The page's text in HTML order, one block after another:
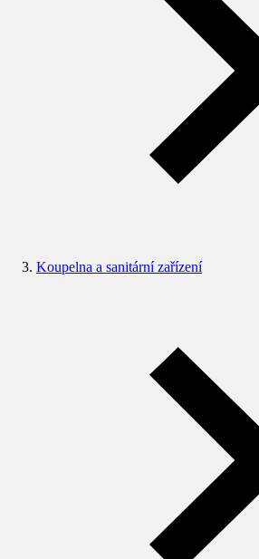
Koupelna a sanitární zařízení